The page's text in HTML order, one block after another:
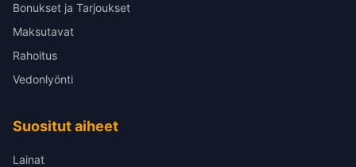
Bonukset ja Tarjoukset
Maksutavat
Rahoitus
Vedonlyönti
Suositut aiheet
Lainat